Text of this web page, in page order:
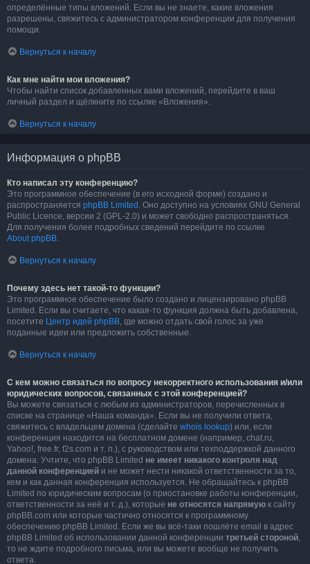
определённые типы вложений. Если вы не знаете, какие вложения
разрешены, свяжитесь с администратором конференции для получения
помощи.
Вернуться к началу
Как мне найти мои вложения?
Чтобы найти список добавленных вами вложений, перейдите в ваш
личный раздел и щёлкните по ссылке «Вложения».
Вернуться к началу
Информация о phpBB
Кто написал эту конференцию?
Это программное обеспечение (в его исходной форме) создано и
распространяется phpBB Limited . Оно доступно на условиях GNU General
Public Licence, версии 2 (GPL-2.0) и может свободно распространяться.
Для получения более подробных сведений перейдите по ссылке
About phpBB.
Вернуться к началу
Почему здесь нет такой-то функции?
Это программное обеспечение было создано и лицензировано phpBB
Limited. Если вы считаете, что какая-то функция должна быть добавлена,
посетите Центр идей phpBB, где можно отдать свой голос за уже
поданные идеи или предложить собственные.
Вернуться к началу
С кем можно связаться по вопросу некорректного использования и/или
юридических вопросов, связанных с этой конференцией?
Вы можете связаться с любым из администраторов, перечисленных в
списке на странице «Наша команда». Если вы не получили ответа,
свяжитесь с владельцем домена (сделайте whois lookup) или, если
конференция находится на бесплатном домене (например, chat.ru,
Yahoo!, free.fr, f2s.com и т. п.), с руководством или техподдержкой данного
домена. Учтите, что phpBB Limited не имеет никакого контроля над
данной конференцией и не может нести никакой ответственности за то,
кем и как данная конференция используется. Не обращайтесь к phpBB
Limited по юридическим вопросам (о приостановке работы конференции,
ответственности за неё и т. д.), которые не относятся напрямую к сайту
phpBB.com или которые частично относятся к программному
обеспечению phpBB Limited. Если же вы всё-таки пошлёте email в адрес
phpBB Limited об использовании данной конференции третьей стороной,
то не ждите подробного письма, или вы можете вообще не получить
ответа.